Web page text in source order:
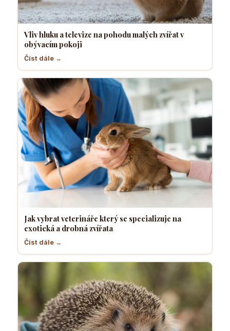
Vliv hluku a televize na pohodu malých zvířat v
obývacím pokoji
Číst dále →
Jak vybrat veterináře který se specializuje na
exotická a drobná zvířata
Číst dále →